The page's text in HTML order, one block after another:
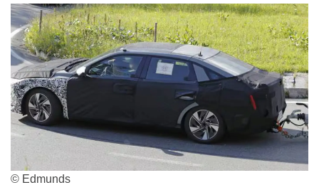
© Edmunds